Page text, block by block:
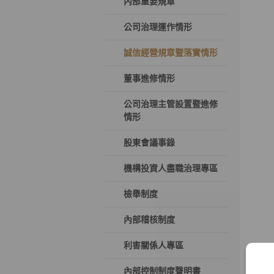
公司治理運作情形
誠信經營規章暨落實情形
董事進修情形
公司治理主管設置暨進修
情形
股東會議事錄
機構投資人盡職治理專區
檢舉制度
內部稽核制度
利害關係人專區
內部控制制度聲明書